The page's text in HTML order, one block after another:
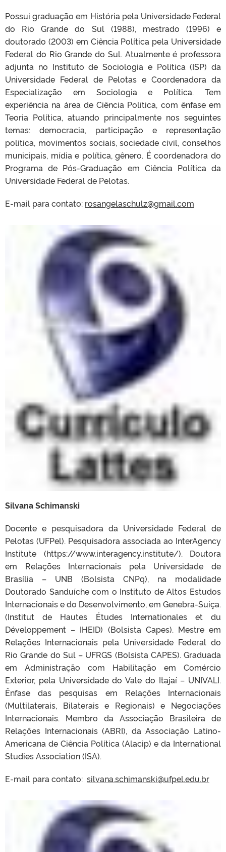
Possui graduação em História pela Universidade Federal
do Rio Grande do Sul (1988), mestrado (1996) e
doutorado (2003) em Ciência Política pela Universidade
Federal do Rio Grande do Sul. Atualmente é professora
adjunta no Instituto de Sociologia e Política (ISP) da
Universidade Federal de Pelotas e Coordenadora da
Especialização em Sociologia e Política. Tem
experiência na área de Ciência Política, com ênfase em
Teoria Política, atuando principalmente nos seguintes
temas: democracia, participação e representação
política, movimentos sociais, sociedade civil, conselhos
municipais, mídia e política, gênero. É coordenadora do
Programa de Pós-Graduação em Ciência Política da
Universidade Federal de Pelotas.
E-mail para contato: rosangelaschulz@gmail.com
Silvana Schimanski
Docente e pesquisadora da Universidade Federal de
Pelotas (UFPel). Pesquisadora associada ao InterAgency
Institute (https://www.interagency.institute/). Doutora
em Relações Internacionais pela Universidade de
Brasília – UNB (Bolsista CNPq), na modalidade
Doutorado Sanduíche com o Instituto de Altos Estudos
Internacionais e do Desenvolvimento, em Genebra-Suiça.
(Institut de Hautes Études Internationales et du
Développement – IHEID) (Bolsista Capes). Mestre em
Relações Internacionais pela Universidade Federal do
Rio Grande do Sul – UFRGS (Bolsista CAPES). Graduada
em Administração com Habilitação em Comércio
Exterior, pela Universidade do Vale do Itajaí – UNIVALI.
Ênfase das pesquisas em Relações Internacionais
(Multilaterais, Bilaterais e Regionais) e Negociações
Internacionais. Membro da Associação Brasileira de
Relações Internacionais (ABRI), da Associação Latino-
Americana de Ciência Política (Alacip) e da International
Studies Association (ISA).
E-mail para contato: silvana.schimanski@ufpel.edu.br